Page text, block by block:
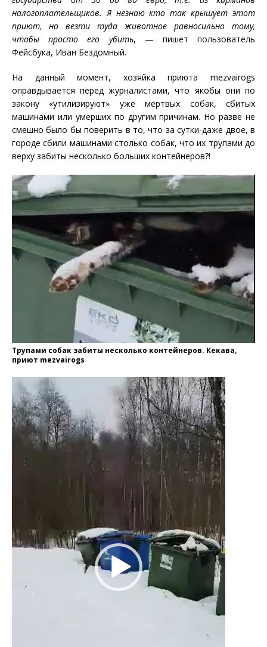
налогоплательщиков. Я незнаю кто так крышует этот
приют, но везти туда животное равносильно тому,
чтобы просто его убить, — пишет пользователь
Фейсбука, Иван Бездомный.
На данный момент, хозяйка приюта mezvairogs
оправдывается перед журналистами, что якобы они по
закону «утилизируют» уже мертвых собак, сбитых
машинами или умерших по другим причинам. Но разве не
смешно было бы поверить в то, что за сутки-даже двое, в
городе сбили машинами столько собак, что их трупами до
верху забиты несколько больших контейнеров?!
Трупами собак забиты несколько контейнеров. Кекава,
приют mezvairogs
Видеоплеер